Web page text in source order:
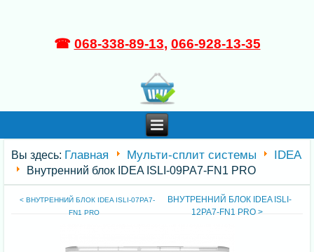
☎ 068-338-89-13, 066-928-13-35
Вы здесь: Главная Мульти-сплит системы IDEA
Внутренний блок IDEA ISLI-09PA7-FN1 PRO
< ВНУТРЕННИЙ БЛОК IDEA ISLI-07PA7-
FN1 PRO
ВНУТРЕННИЙ БЛОК IDEA ISLI-
12PA7-FN1 PRO >